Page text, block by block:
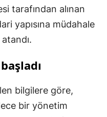
tarafından alınan
yapısına müdahale
bilgilere göre,
bir yönetim